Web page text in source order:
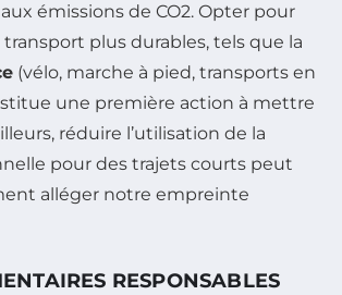
émissions de CO2. Opter pour
plus durables, tels que la
(vélo, marche à pied, transports en
une première action à mettre
réduire l’utilisation de la
pour des trajets courts peut
alléger notre empreinte
RESPONSABLES